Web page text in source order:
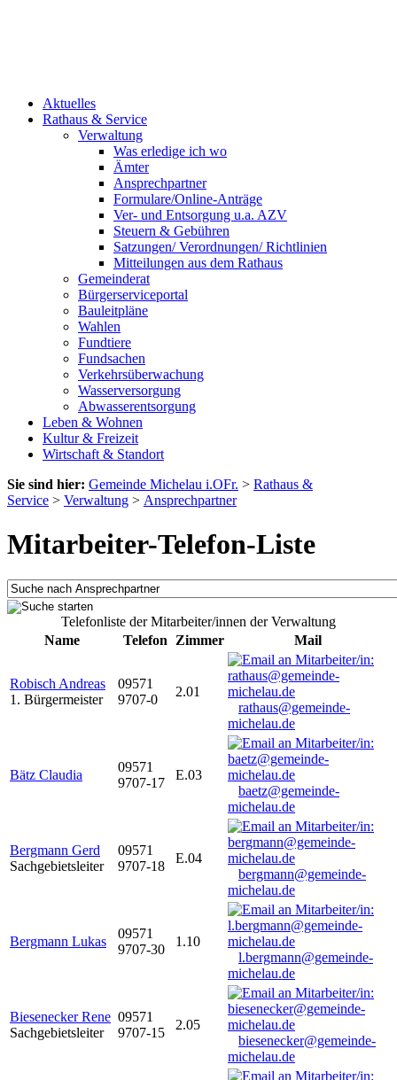
Aktuelles
Rathaus & Service
Verwaltung
Was erledige ich wo
Ämter
Ansprechpartner
Formulare/Online-Anträge
Ver- und Entsorgung u.a. AZV
Steuern & Gebühren
Satzungen/ Verordnungen/ Richtlinien
Mitteilungen aus dem Rathaus
Gemeinderat
Bürgerserviceportal
Bauleitpläne
Wahlen
Fundtiere
Fundsachen
Verkehrsüberwachung
Wasserversorgung
Abwasserentsorgung
Leben & Wohnen
Kultur & Freizeit
Wirtschaft & Standort
Sie sind hier: Gemeinde Michelau i.OFr. > Rathaus &
Service > Verwaltung > Ansprechpartner
Mitarbeiter-Telefon-Liste
Telefonliste der Mitarbeiter/innen der Verwaltung
Name
Telefon Zimmer Mail
Robisch Andreas
1. Bürgermeister
09571
9707-0
2.01
rathaus@gemeinde-
michelau.de
Bätz Claudia
09571
9707-17
E.03
baetz@gemeinde-
michelau.de
Bergmann Gerd
Sachgebietsleiter
09571
9707-18
E.04
bergmann@gemeinde-
michelau.de
Bergmann Lukas
09571
9707-30
1.10
l.bergmann@gemeinde-
michelau.de
Biesenecker Rene
Sachgebietsleiter
09571
9707-15
2.05
biesenecker@gemeinde-
michelau.de